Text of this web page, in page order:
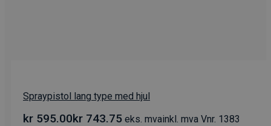
Spraypistol lang type med hjul
kr 595.00kr 743.75 eks. mvainkl. mva Vnr. 1383